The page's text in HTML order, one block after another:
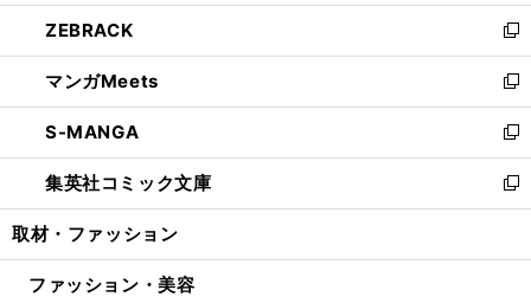
開
く
ウ
で
開
く
ン
ド
ウ
で
開
く
ウ
ィ
ン
ド
ウ
で
開
く
し
い
ウ
ィ
ン
ド
ウ
で
開
ZEBRACK
新
し
い
ウ
ィ
ン
ド
ウ
開
マンガMeets
新
し
い
ウ
ィ
ン
ウ
S-MANGA
新
し
い
ウ
ン
集英社コミック文庫
新
し
ウ
取材・ファッション
ファッション・美容